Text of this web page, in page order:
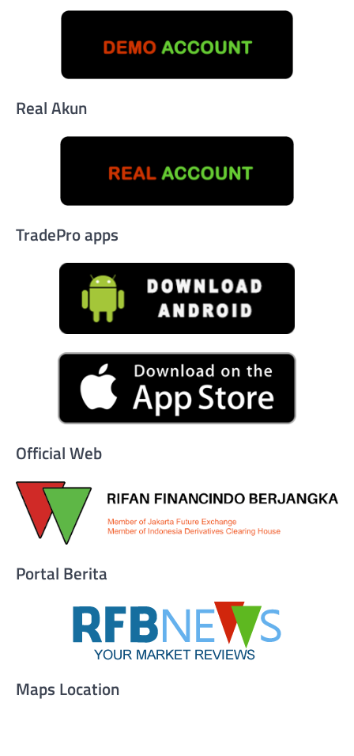
Real Akun
TradePro apps
Official Web
Portal Berita
Maps Location